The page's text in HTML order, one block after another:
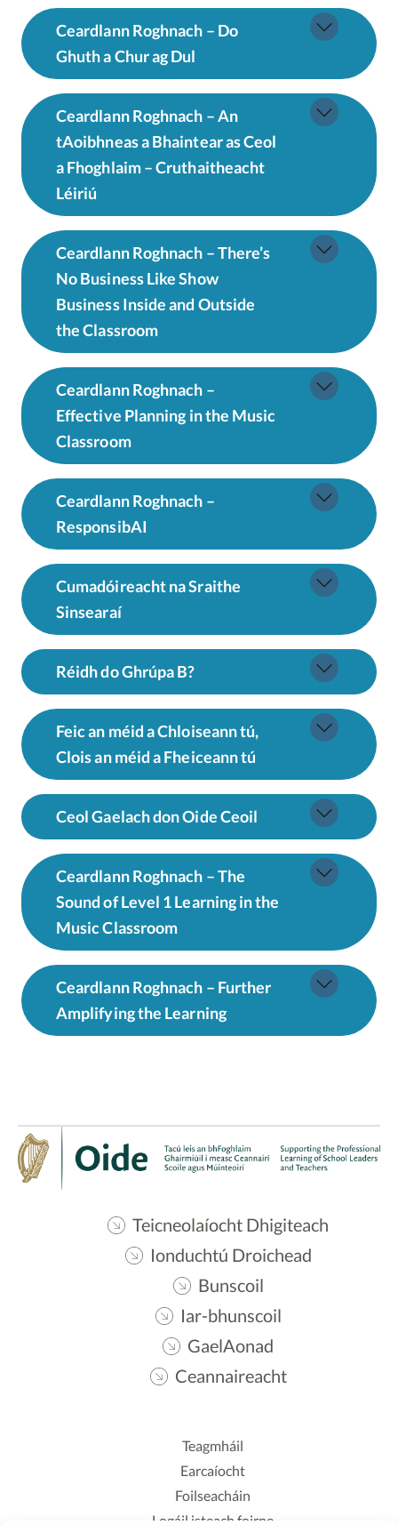
Ceardlann Roghnach – Do
Ghuth a Chur ag Dul
Ceardlann Roghnach – An
tAoibhneas a Bhaintear as Ceol
a Fhoghlaim – Cruthaitheacht
Léiriú
Ceardlann Roghnach – There’s
No Business Like Show
Business Inside and Outside
the Classroom
Ceardlann Roghnach –
Effective Planning in the Music
Classroom
Ceardlann Roghnach –
ResponsibAI
Cumadóireacht na Sraithe
Sinsearaí
Réidh do Ghrúpa B?
Feic an méid a Chloiseann tú,
Clois an méid a Fheiceann tú
Ceol Gaelach don Oide Ceoil
Ceardlann Roghnach – The
Sound of Level 1 Learning in the
Music Classroom
Ceardlann Roghnach – Further
Amplifying the Learning
Teicneolaíocht Dhigiteach
Ionduchtú Droichead
Bunscoil
Iar-bhunscoil
GaelAonad
Ceannaireacht
Teagmháil
Earcaíocht
Foilseacháin
Logáil isteach foirne